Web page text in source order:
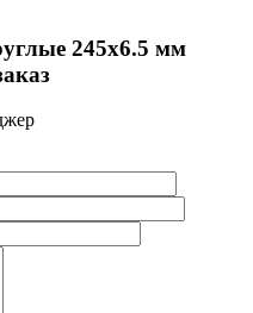
245x6.5 мм